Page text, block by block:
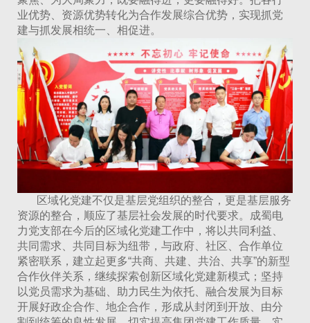
业优势、资源优势转化为合作发展综合优势，实现抓党
建与抓发展相统一、相促进。
区域化党建不仅是基层党组织的整合，更是基层服务
资源的整合，顺应了基层社会发展的时代要求。成蜀电
力党支部在今后的区域化党建工作中，将以共同利益、
共同需求、共同目标为纽带，与政府、社区、合作单位
紧密联系，建立起更多“共商、共建、共治、共享”的新型
合作伙伴关系，继续探索创新区域化党建新模式；坚持
以党员需求为基础、助力民生为依托、融合发展为目标
开展好政企合作、地企合作，形成从封闭到开放、由分